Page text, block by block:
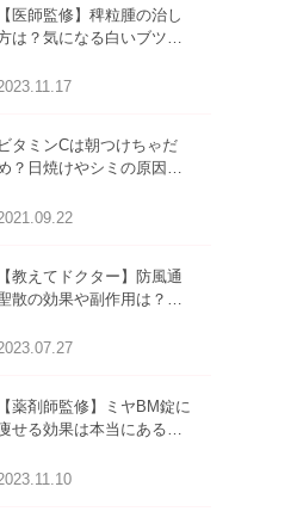
【医師監修】稗粒腫の治し
は？気になる白いブツブ
について
ビタミンCは朝つけちゃだ
？日焼けやシミの原因に
【教えてドクター】防風通
散の効果や副作用は？長
【薬剤師監修】ミヤBM錠に
せる効果は本当にある